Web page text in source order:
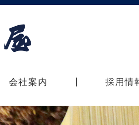
会社案内 採用情